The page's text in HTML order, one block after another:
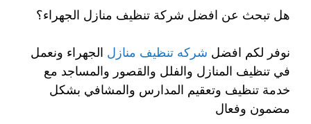
هل تبحث عن افضل شركة تنظيف منازل الجهراء؟
نوفر لكم افضل شركه تنظيف منازل الجهراء ونعمل
في تنظيف المنازل والفلل والقصور والمساجد مع
خدمة تنظيف وتعقيم المدارس والمشافي بشكل
مضمون وفعال